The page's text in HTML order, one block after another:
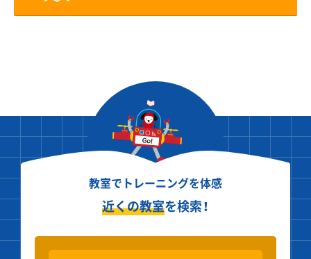
教室でトレーニングを体感
近くの教室を検索！